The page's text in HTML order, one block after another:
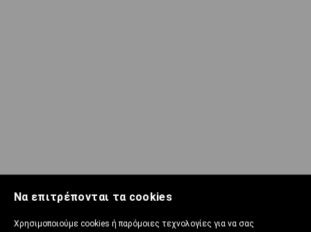
Να επιτρέπονται τα cookies
Χρησιμοποιούμε cookies ή παρόμοιες τεχνολογίες για να σας